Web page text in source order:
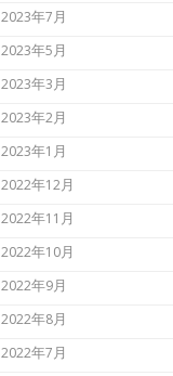
2023年7月
2023年5月
2023年3月
2023年2月
2023年1月
2022年12月
2022年11月
2022年10月
2022年9月
2022年8月
2022年7月